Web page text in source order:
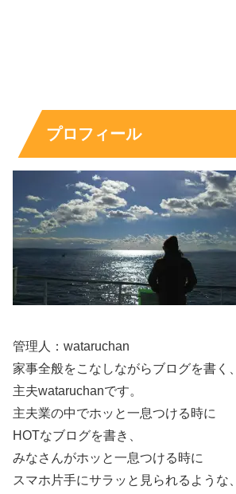
プロフィール
管理人：wataruchan
家事全般をこなしながらブログを書く、
主夫wataruchanです。
主夫業の中でホッと一息つける時に
HOTなブログを書き、
みなさんがホッと一息つける時に
スマホ片手にサラッと見られるような、